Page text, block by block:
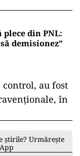
plece din PNL:
demisionez”
au fost
în
știrile? Urmărește